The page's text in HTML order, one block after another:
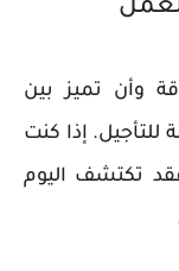
وأن تميز بين
للتأجيل. إذا كنت
تكتشف اليوم